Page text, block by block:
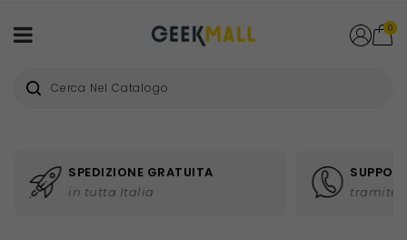
0
SPEDIZIONE GRATUITA
in tutta Italia tramite